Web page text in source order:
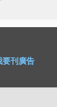
要刊廣告